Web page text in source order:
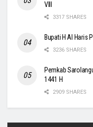
VIII
3317 SHARES
Bupati H Al Haris
3236 SHARES
Pemkab
1441 H
2909 SHARES